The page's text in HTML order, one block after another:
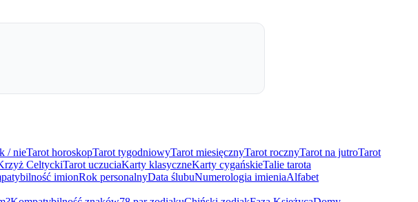
/ nieTarot horoskopTarot tygodniowyTarot miesięcznyTarot rocznyTarot na jutroTarot
CeltyckiTarot uczuciaKarty klasyczneKarty cygańskieTalie tarota
imionRok personalnyData ślubuNumerologia imieniaAlfabet